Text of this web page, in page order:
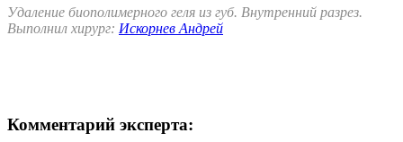
Удаление биополимерного геля из губ. Внутренний разрез.
Выполнил хирург: Искорнев Андрей
Комментарий эксперта: